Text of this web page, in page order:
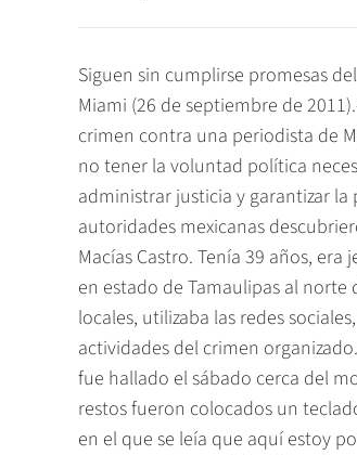
Siguen sin cumplirse promesas
Miami (26 de septiembre de
crimen contra una periodista de
no tener la voluntad política
administrar justicia y garantizar la
autoridades mexicanas
Macías Castro. Tenía 39 años,
en estado de Tamaulipas al
locales, utilizaba las redes
actividades del crimen
fue hallado el sábado cerca del
restos fueron colocados un
en el que se leía que aquí estoy